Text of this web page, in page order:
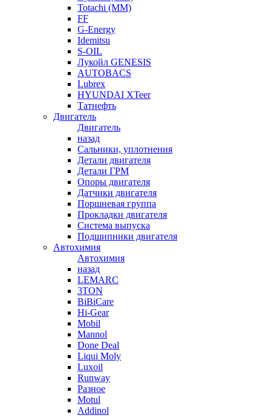
Totachi (MM)
FF
G-Energy
Idemitsu
S-OIL
Лукойл GENESIS
AUTOBACS
Lubrex
HYUNDAI XTeer
Татнефть
Двигатель
Двигатель
назад
Сальники, уплотнения
Детали двигателя
Детали ГРМ
Опоры двигателя
Датчики двигателя
Поршневая группа
Прокладки двигателя
Система выпуска
Подшипники двигателя
Автохимия
Автохимия
назад
LEMARC
3TON
BiBiCare
Hi-Gear
Mobil
Mannol
Done Deal
Liqui Moly
Luxoil
Runway
Разное
Motul
Addinol